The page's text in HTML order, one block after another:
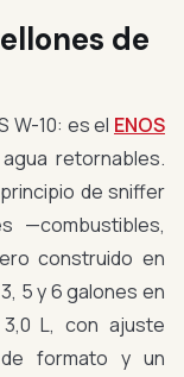
de
W-10: es el ENOS
retornables.
de sniffer
—combustibles,
construido en
5 y 6 galones en
L, con ajuste
formato y un